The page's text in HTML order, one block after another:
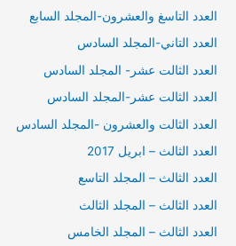
العدد التاسغ والعشرون-المجلد السابع
العدد التاني-المجلد السادس
العدد الثالت عشر- المجلد السادس
العدد الثالت عشر-المجلد السادس
العدد الثالت والعشرون -المجلد السادس
العدد الثالث – ابريل 2017
العدد الثالث – المجلد التاسع
العدد الثالث – المجلد الثالث
العدد الثالث – المجلد الخامس